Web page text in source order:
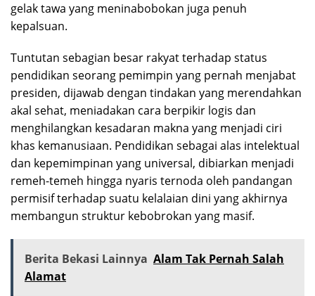
gelak tawa yang meninabobokan juga penuh
kepalsuan.
Tuntutan sebagian besar rakyat terhadap status
pendidikan seorang pemimpin yang pernah menjabat
presiden, dijawab dengan tindakan yang merendahkan
akal sehat, meniadakan cara berpikir logis dan
menghilangkan kesadaran makna yang menjadi ciri
khas kemanusiaan. Pendidikan sebagai alas intelektual
dan kepemimpinan yang universal, dibiarkan menjadi
remeh-temeh hingga nyaris ternoda oleh pandangan
permisif terhadap suatu kelalaian dini yang akhirnya
membangun struktur kebobrokan yang masif.
Berita Bekasi Lainnya Alam Tak Pernah Salah
Alamat